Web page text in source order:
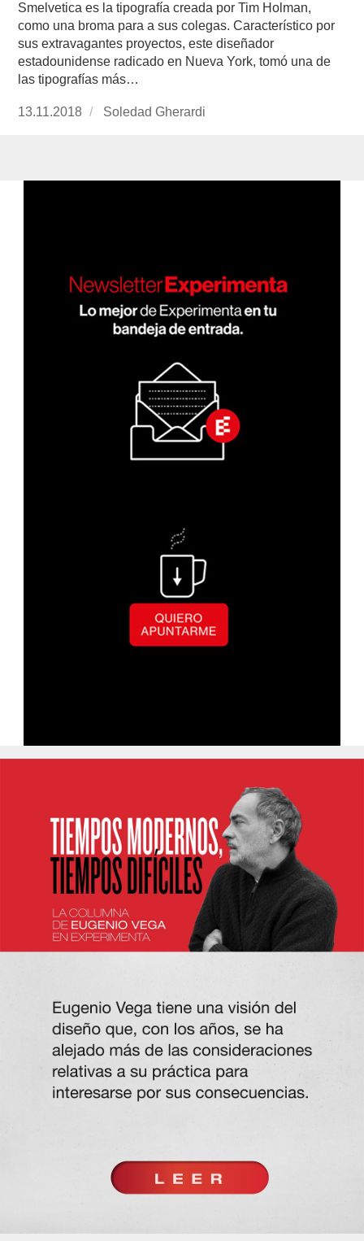
Smelvetica es la tipografía creada por Tim Holman,
como una broma para a sus colegas. Característico por
sus extravagantes proyectos, este diseñador
estadounidense radicado en Nueva York, tomó una de
las tipografías más…
Publicado
13.11.2018
https://www.experimenta.es/author/soledad-
Soledad Gherardi